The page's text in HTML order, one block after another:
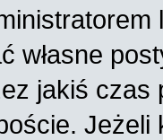
własne
jakiś
Jeżeli